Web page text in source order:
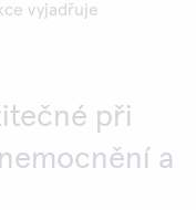
vyjadřuje
při
a